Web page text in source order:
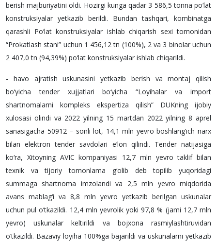
berish majburiyatini oldi. Hozirgi kunga qadar 3 586,5 tonna po‘lat
konstruksiyalar yetkazib berildi. Bundan tashqari, kombinatga
qarashli Po‘lat konstruksiyalar ishlab chiqarish sexi tomonidan
“Prokatlash stani” uchun 1 456,12 tn (100%), 2 va 3 binolar uchun
2 407,0 tn (94,39%) po‘lat konstruksiyalar ishlab chiqarildi.
- havo ajratish uskunasini yetkazib berish va montaj qilish
bo‘yicha tender xujjatlari bo‘yicha “Loyihalar va import
shartnomalarni kompleks ekspertiza qilish” DUKning ijobiy
xulosasi olindi va 2022 yilning 15 martdan 2022 yilning 8 aprel
sanasigacha 50912 – sonli lot, 14,1 mln yevro boshlang‘ich narx
bilan elektron tender savdolari e’lon qilindi. Tender natijasiga
ko‘ra, Xitoyning AVIC kompaniyasi 12,7 mln yevro taklif bilan
texnik va tijoriy tomonlama g‘olib deb topilib yuqoridagi
summaga shartnoma imzolandi va 2,5 mln yevro miqdorida
avans mablag‘i va 8,8 mln yevro yetkazib berilgan uskunalar
uchun pul o‘tkazildi. 12,4 mln yevrolik yoki 97,8 % (jami 12,7 mln
yevro) uskunalar keltirildi va bojxona rasmiylashtiruvidan
o‘tkazildi. Bazaviy loyiha 100%ga bajarildi va uskunalarni yetkazib